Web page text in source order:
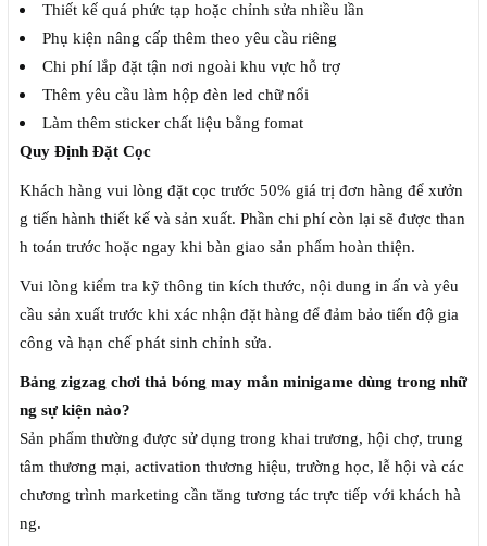
Thiết kế quá phức tạp hoặc chỉnh sửa nhiều lần
Phụ kiện nâng cấp thêm theo yêu cầu riêng
Chi phí lắp đặt tận nơi ngoài khu vực hỗ trợ
Thêm yêu cầu làm hộp đèn led chữ nổi
Làm thêm sticker chất liệu bằng fomat
Quy Định Đặt Cọc
Khách hàng vui lòng đặt cọc trước 50% giá trị đơn hàng để xưởn
g tiến hành thiết kế và sản xuất. Phần chi phí còn lại sẽ được than
h toán trước hoặc ngay khi bàn giao sản phẩm hoàn thiện.
Vui lòng kiểm tra kỹ thông tin kích thước, nội dung in ấn và yêu
cầu sản xuất trước khi xác nhận đặt hàng để đảm bảo tiến độ gia
công và hạn chế phát sinh chỉnh sửa.
Bảng zigzag chơi thả bóng may mắn minigame dùng trong nhữ
ng sự kiện nào?
Sản phẩm thường được sử dụng trong khai trương, hội chợ, trung
tâm thương mại, activation thương hiệu, trường học, lễ hội và các
chương trình marketing cần tăng tương tác trực tiếp với khách hà
ng.